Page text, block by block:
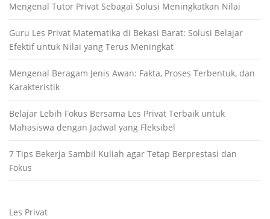
Mengenal Tutor Privat Sebagai Solusi Meningkatkan Nilai
Guru Les Privat Matematika di Bekasi Barat: Solusi Belajar
Efektif untuk Nilai yang Terus Meningkat
Mengenal Beragam Jenis Awan: Fakta, Proses Terbentuk, dan
Karakteristik
Belajar Lebih Fokus Bersama Les Privat Terbaik untuk
Mahasiswa dengan Jadwal yang Fleksibel
7 Tips Bekerja Sambil Kuliah agar Tetap Berprestasi dan
Fokus
Les Privat